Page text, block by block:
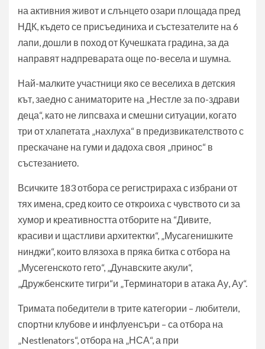
на активния живот и слънцето озари площада пред
НДК, където се присъединиха и състезателите на 6
лапи, дошли в поход от Кучешката градина, за да
направят надпреварата още по-весела и шумна.
Най-малките участници яко се веселиха в детския
кът, заедно с аниматорите на „Нестле за по-здрави
деца“, като не липсваха и смешни ситуации, когато
три от хлапетата „нахлуха“ в предизвикателството с
прескачане на гуми и дадоха своя „принос“ в
състезанието.
Всичките 183 отбора се регистрираха с избрани от
тях имена, сред които се откроиха с чувството си за
хумор и креативността отборите на “Дивите,
красиви и щастливи архитектки“, „Мусагенишките
нинджи“, които влязоха в пряка битка с отбора на
„Мусегенското гето“, „Дунавските акули“,
„Дружбенските тигри“и „Терминатори в атака Ау, Ау“.
Тримата победители в трите категории – любители,
спортни клубове и инфлуенсъри – са отбора на
„Nestlenators“, отбора на „НСА“, а при